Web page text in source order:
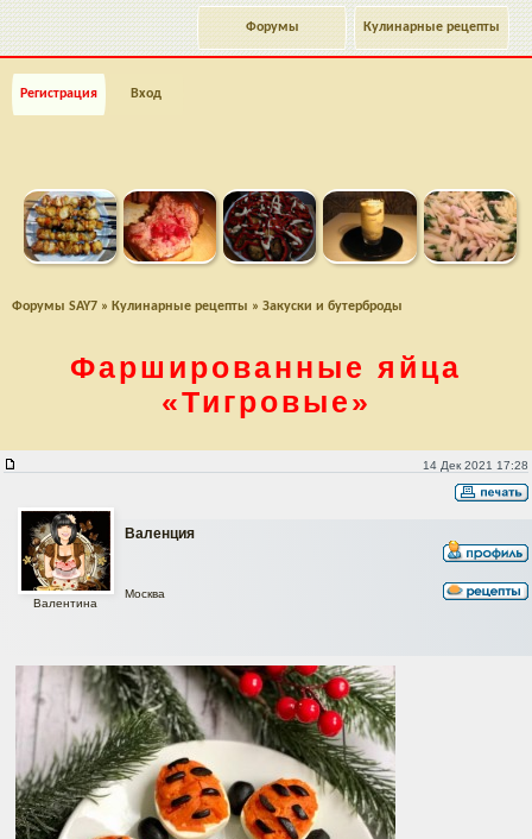
Кулинарные рецепты
Форумы
Регистрация Вход
Форумы SAY7 » Кулинарные рецепты » Закуски и бутерброды
Фаршированные яйца
«Тигровые»
14 Дек 2021 17:28
Валенция
Валентина
Москва